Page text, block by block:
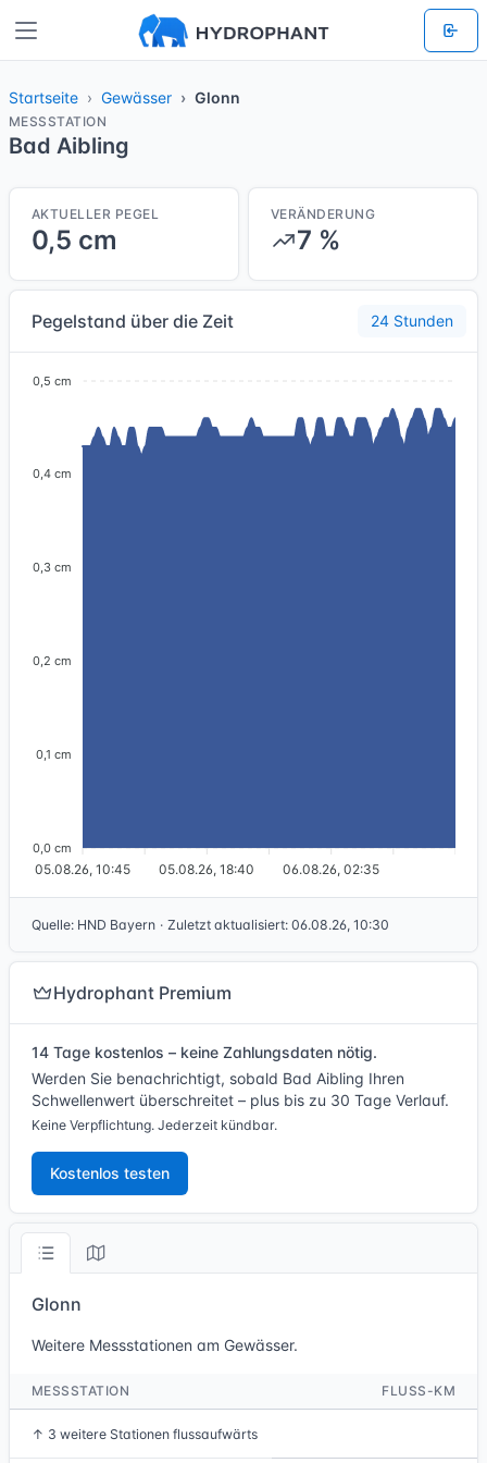
Startseite Gewässer Glonn
MESSSTATION
Bad Aibling
AKTUELLER PEGEL
0,5 cm
VERÄNDERUNG
7 %
Pegelstand über die Zeit 24 Stunden
0,5 cm
0,4 cm
0,3 cm
0,2 cm
0,1 cm
0,0 cm
05.08.26, 10:45 05.08.26, 18:40 06.08.26, 02:35
Quelle: HND Bayern · Zuletzt aktualisiert: 06.08.26, 10:30
Hydrophant Premium
14 Tage kostenlos – keine Zahlungsdaten nötig.
Werden Sie benachrichtigt, sobald Bad Aibling Ihren
Schwellenwert überschreitet – plus bis zu 30 Tage Verlauf.
Keine Verpflichtung. Jederzeit kündbar.
Kostenlos testen
Glonn
Weitere Messstationen am Gewässer.
MESSSTATION FLUSS-KM
↑ 3 weitere Stationen flussaufwärts